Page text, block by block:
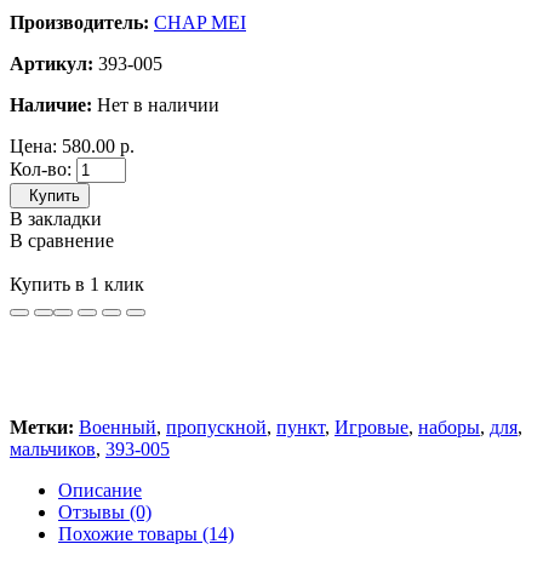
Производитель: CHAP MEI
Артикул: 393-005
Наличие: Нет в наличии
Цена: 580.00 р.
Кол-во:
Купить
В закладки
В сравнение
Купить в 1 клик
Метки: Военный, пропускной, пункт, Игровые, наборы, для,
мальчиков, 393-005
Описание
Отзывы (0)
Похожие товары (14)